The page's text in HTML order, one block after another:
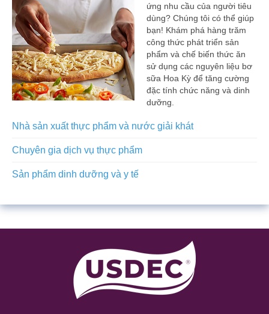
ứng nhu cầu của người tiêu
dùng? Chúng tôi có thể giúp
bạn! Khám phá hàng trăm
công thức phát triển sản
phẩm và chế biến thức ăn
sử dụng các nguyên liệu bơ
sữa Hoa Kỳ để tăng cường
đặc tính chức năng và dinh
dưỡng.
Nhà sản xuất thực phẩm và nước giải khát
Chuyên gia dịch vụ thực phẩm
Sản phẩm dinh dưỡng và y tế